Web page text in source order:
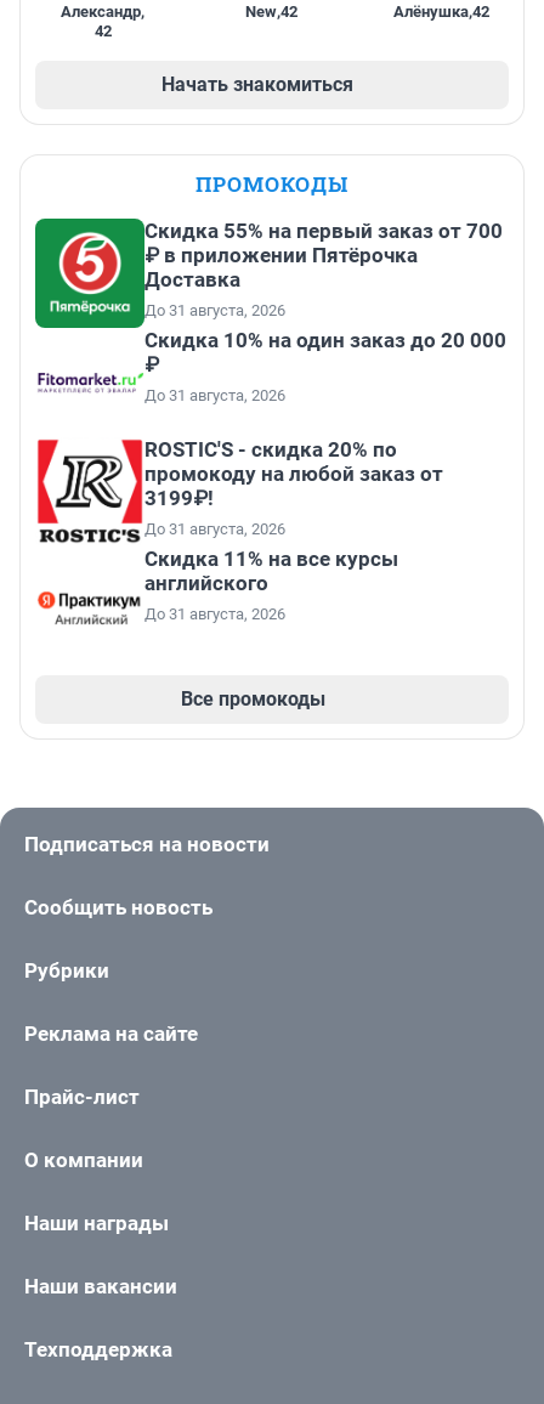
Александр,
42
New,42 Алёнушка,42
Начать знакомиться
ПРОМОКОДЫ
Скидка 55% на первый заказ от 700
₽ в приложении Пятёрочка
Доставка
До 31 августа, 2026
Скидка 10% на один заказ до 20 000
₽
До 31 августа, 2026
ROSTIC'S - скидка 20% по
промокоду на любой заказ от
3199₽!
До 31 августа, 2026
Скидка 11% на все курсы
английского
До 31 августа, 2026
Все промокоды
Подписаться на новости
Сообщить новость
Рубрики
Реклама на сайте
Прайс-лист
О компании
Наши награды
Наши вакансии
Техподдержка